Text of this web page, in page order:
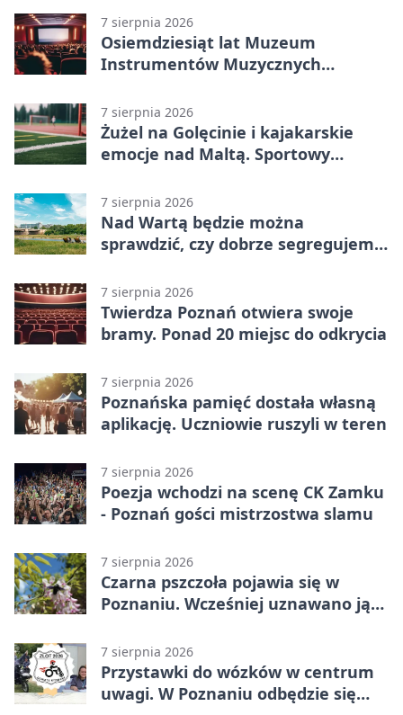
7 sierpnia 2026
Osiemdziesiąt lat Muzeum
Instrumentów Muzycznych
7 sierpnia 2026
Żużel na Golęcinie i kajakarskie
emocje nad Maltą. Sportowy
7 sierpnia 2026
Nad Wartą będzie można
sprawdzić, czy dobrze segregujemy
7 sierpnia 2026
Twierdza Poznań otwiera swoje
bramy. Ponad 20 miejsc do odkrycia
7 sierpnia 2026
Poznańska pamięć dostała własną
aplikację. Uczniowie ruszyli w teren
7 sierpnia 2026
Poezja wchodzi na scenę CK Zamku
- Poznań gości mistrzostwa slamu
7 sierpnia 2026
Czarna pszczoła pojawia się w
Poznaniu. Wcześniej uznawano ją
7 sierpnia 2026
Przystawki do wózków w centrum
uwagi. W Poznaniu odbędzie się